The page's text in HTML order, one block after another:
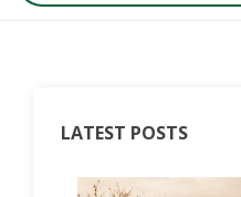
LATEST POSTS